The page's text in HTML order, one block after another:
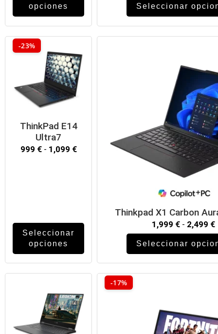
opciones
Seleccionar
-23%
ThinkPad E14
Ultra7
999 € - 1,099 €
Seleccionar
opciones
Thinkpad X1 Carbon
1,999 € - 2,499 €
Seleccionar
-17%